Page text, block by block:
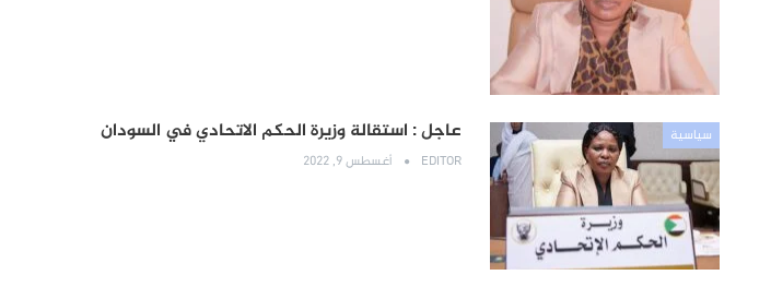
سياسية عاجل : استقالة وزيرة الحكم الاتحادي في السودان
EDITOR أغسطس 9, 2022